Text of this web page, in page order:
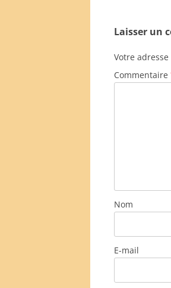
Laisser un
Votre
Commentaire
Nom
E-mail